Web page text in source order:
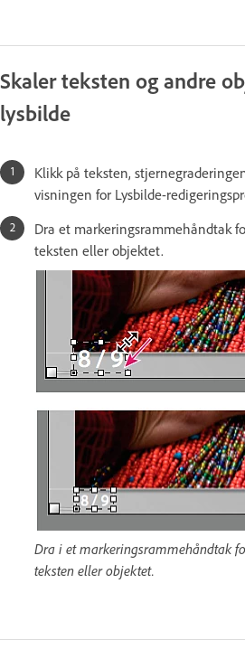
Skaler teksten og andre
lysbilde
Klikk på teksten,
visningen for Lysbilde-
Dra et markeringsrammehåndtak
teksten eller objektet.
Dra i et markeringsrammehåndtak
teksten eller objektet.